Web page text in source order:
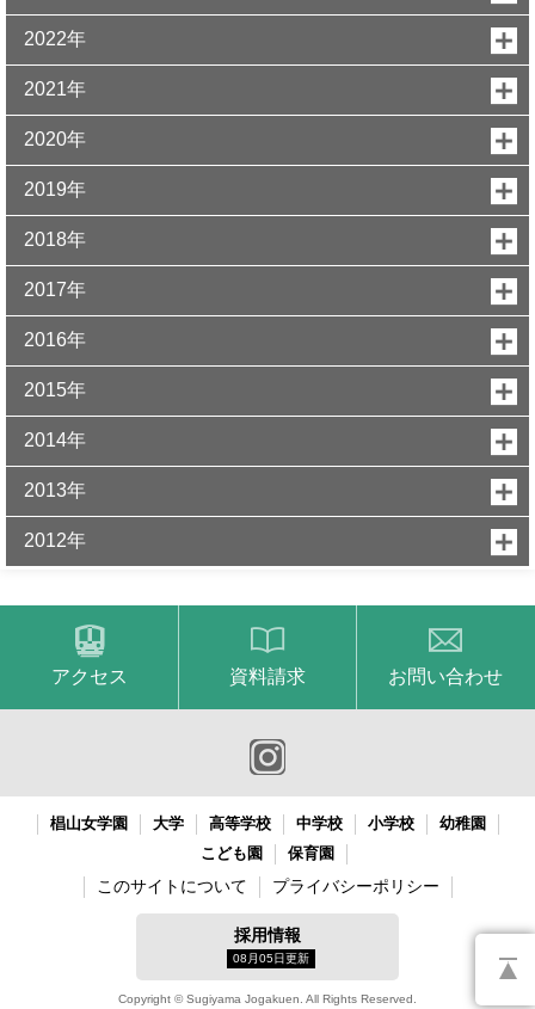
2022年
2021年
2020年
2019年
2018年
2017年
2016年
2015年
2014年
2013年
2012年
アクセス 資料請求 お問い合わせ
椙山女学園 大学 高等学校 中学校 小学校
幼稚園
こども園
保育園
このサイトについて プライバシーポリシー
採用情報
08月05日更新
Copyright © Sugiyama Jogakuen. All Rights Reserved.